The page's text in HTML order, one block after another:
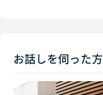
お話しを伺った方